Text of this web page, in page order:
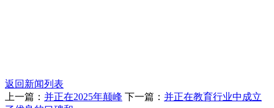
返回新闻列表
上一篇： 并正在2025年颠峰 下一篇： 并正在教育行业中成立